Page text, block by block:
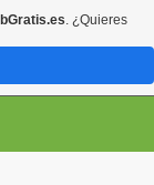
. ¿Quieres